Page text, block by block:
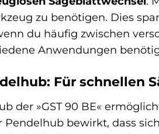
zu benötigen. Dies
du häufig zwischen
Anwendungen
Für
der »GST 90 BE«
Pendelhub bewirkt, dass